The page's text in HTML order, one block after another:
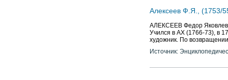
Алексеев Ф.Я., (1753/
АЛЕКСЕЕВ Федор
Учился в АХ (1766-73), в
художник. По
Источник: